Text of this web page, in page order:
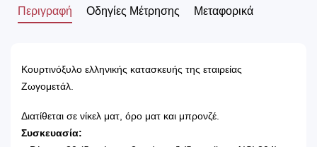
Περιγραφή Οδηγίες Μέτρησης Μεταφορικά
Κουρτινόξυλο ελληνικής κατασκευής της εταιρείας
Ζωγομετάλ.
Διατίθεται σε νίκελ ματ, όρο ματ και μπρονζέ.
Συσκευασία: